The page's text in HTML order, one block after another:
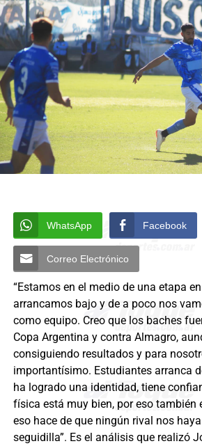
WhatsApp Facebook
Correo Electrónico
“Estamos en el medio de una etapa
arrancamos bajo y de a poco nos
como equipo. Creo que los baches
Copa Argentina y contra Almagro,
consiguiendo resultados y para
importantísimo. Estudiantes arranca
ha logrado una identidad, tiene
física está muy bien, por eso también
eso hace de que ningún rival nos
seguidilla”. Es el análisis que realizó